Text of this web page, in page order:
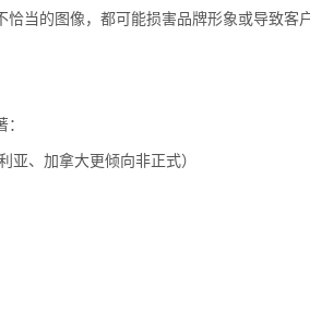
当的图像，都可能损害品牌形象或导致客
、加拿大更倾向非正式）